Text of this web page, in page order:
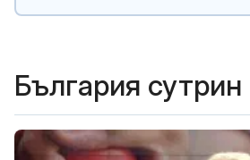
България сутрин